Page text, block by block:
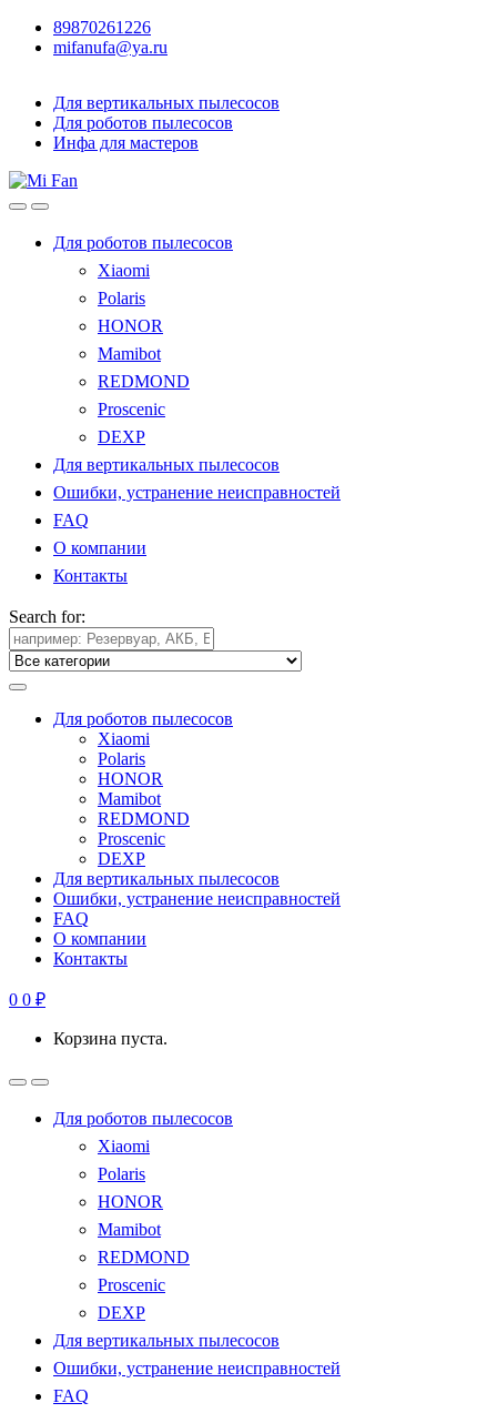
89870261226
mifanufa@ya.ru
Для вертикальных пылесосов
Для роботов пылесосов
Инфа для мастеров
Для роботов пылесосов
Xiaomi
Polaris
HONOR
Mamibot
REDMOND
Proscenic
DEXP
Для вертикальных пылесосов
Ошибки, устранение неисправностей
FAQ
О компании
Контакты
Search for:
Для роботов пылесосов
Xiaomi
Polaris
HONOR
Mamibot
REDMOND
Proscenic
DEXP
Для вертикальных пылесосов
Ошибки, устранение неисправностей
FAQ
О компании
Контакты
0 0 ₽
Корзина пуста.
Для роботов пылесосов
Xiaomi
Polaris
HONOR
Mamibot
REDMOND
Proscenic
DEXP
Для вертикальных пылесосов
Ошибки, устранение неисправностей
FAQ